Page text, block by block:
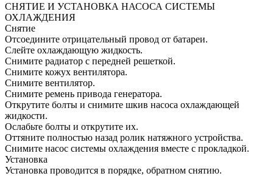
СНЯТИЕ И УСТАНОВКА НАСОСА СИСТЕМЫ
ОХЛАЖДЕНИЯ
Снятие
Отсоедините отрицательный провод от батареи.
Слейте охлаждающую жидкость.
Снимите радиатор с передней решеткой.
Снимите кожух вентилятора.
Снимите вентилятор.
Снимите ремень привода генератора.
Открутите болты и снимите шкив насоса охлаждающей
жидкости.
Ослабьте болты и открутите их.
Оттяните полностью назад ролик натяжного устройства.
Снимите насос системы охлаждения вместе с прокладкой.
Установка
Установка проводится в порядке, обратном снятию.